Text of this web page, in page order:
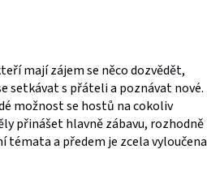
mají zájem se něco dozvědět,
setkávat s přáteli a poznávat nové.
možnost se hostů na cokoliv
přinášet hlavně zábavu, rozhodně
a předem je zcela vyloučena